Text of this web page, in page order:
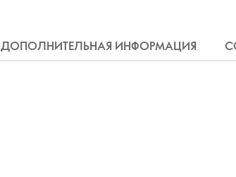
ДОПОЛНИТЕЛЬНАЯ ИНФОРМАЦИЯ